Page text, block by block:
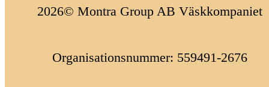
2026© Montra Group AB Väskkompaniet
Organisationsnummer: 559491-2676